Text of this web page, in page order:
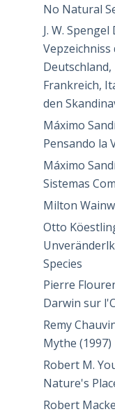
No Natural
J. W.
Deutschland,
Frankreich,
den
Máximo
Pensando la
Máximo
Sistemas
Milton
Otto
Species
Pierre
Darwin sur
Remy
Mythe (1997)
Robert M.
Nature's
Robert